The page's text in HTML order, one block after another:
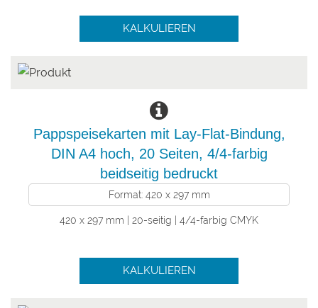
KALKULIEREN
Pappspeisekarten mit Lay-Flat-Bindung,
DIN A4 hoch, 20 Seiten, 4/4-farbig
beidseitig bedruckt
Format: 420 x 297 mm
420 x 297 mm | 20-seitig | 4/4-farbig CMYK
KALKULIEREN